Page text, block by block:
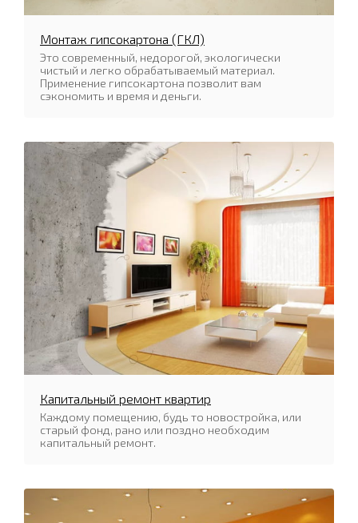
Монтаж гипсокартона (ГКЛ)
Это современный, недорогой, экологически
чистый и легко обрабатываемый материал.
Применение гипсокартона позволит вам
сэкономить и время и деньги.
Капитальный ремонт квартир
Каждому помещению, будь то новостройка, или
старый фонд, рано или поздно необходим
капитальный ремонт.